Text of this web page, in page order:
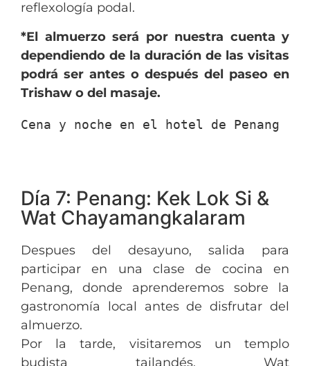
reflexología podal.
*El almuerzo será por nuestra cuenta y
dependiendo de la duración de las visitas
podrá ser antes o después del paseo en
Trishaw o del masaje.
Cena y noche en el hotel de Penang
Día 7: Penang: Kek Lok Si &
Wat Chayamangkalaram
Despues del desayuno, salida para
participar en una clase de cocina en
Penang, donde aprenderemos sobre la
gastronomía local antes de disfrutar del
almuerzo.
Por la tarde, visitaremos un templo
budista tailandés, Wat